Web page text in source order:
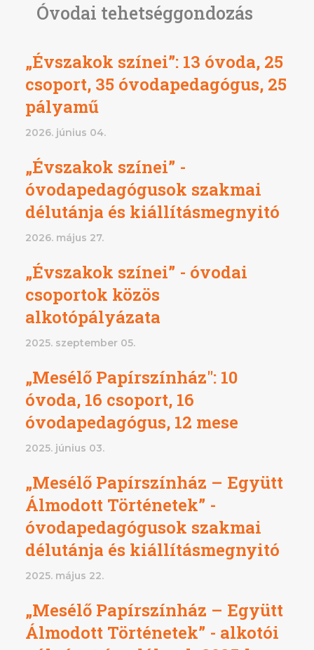
Óvodai tehetséggondozás
„Évszakok színei”: 13 óvoda, 25
csoport, 35 óvodapedagógus, 25
pályamű
2026. június 04.
„Évszakok színei” -
óvodapedagógusok szakmai
délutánja és kiállításmegnyitó
2026. május 27.
„Évszakok színei” - óvodai
csoportok közös
alkotópályázata
2025. szeptember 05.
„Mesélő Papírszínház": 10
óvoda, 16 csoport, 16
óvodapedagógus, 12 mese
2025. június 03.
„Mesélő Papírszínház – Együtt
Álmodott Történetek” -
óvodapedagógusok szakmai
délutánja és kiállításmegnyitó
2025. május 22.
„Mesélő Papírszínház – Együtt
Álmodott Történetek” - alkotói